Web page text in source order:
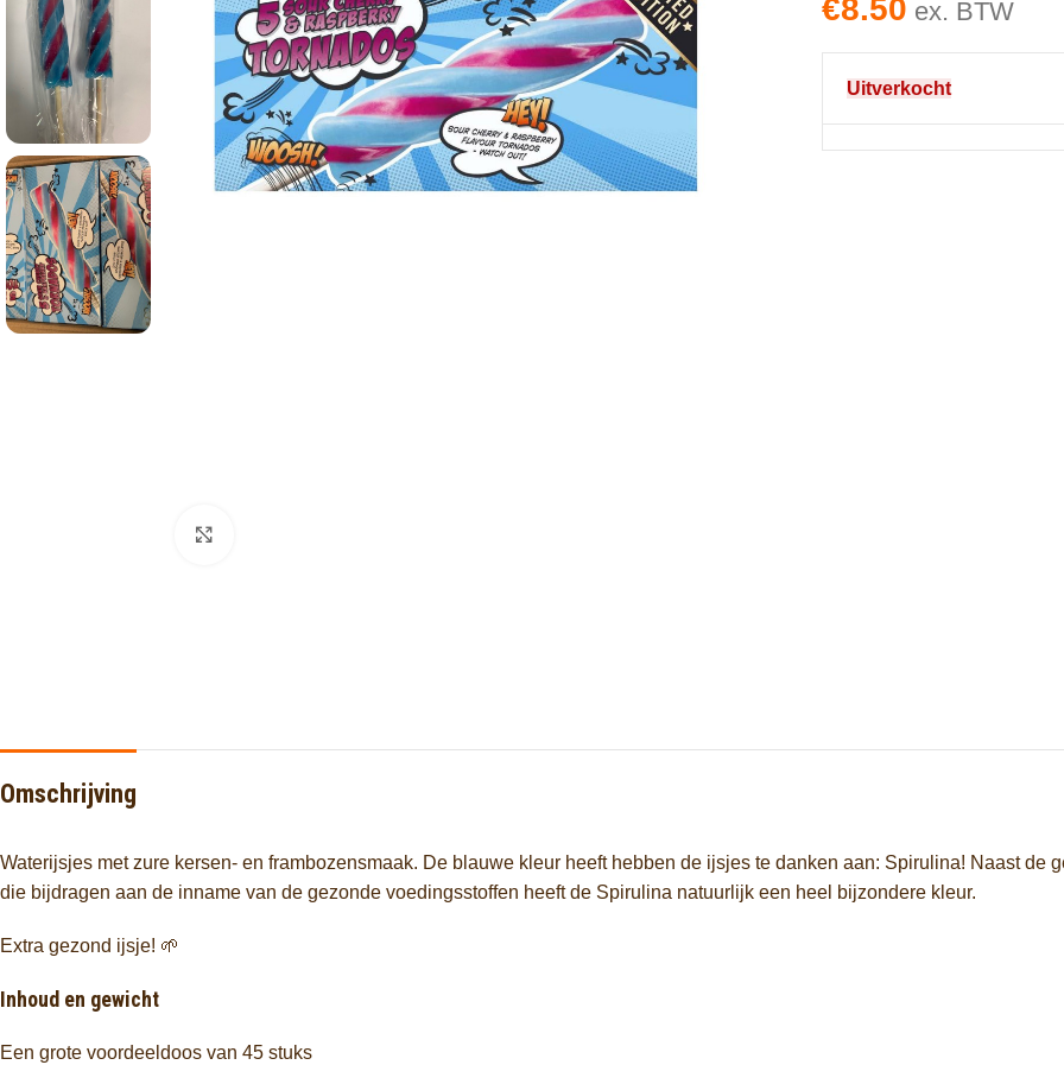
€8.50 ex. BTW
Uitverkocht
Omschrijving
Waterijsjes met zure kersen- en frambozensmaak. De blauwe kleur heeft hebben de ijsjes te danken aan: Spirulina! Naast de
die bijdragen aan de inname van de gezonde voedingsstoffen heeft de Spirulina natuurlijk een heel bijzondere kleur.
Extra gezond ijsje! 🌱
Inhoud en gewicht
Een grote voordeeldoos van 45 stuks